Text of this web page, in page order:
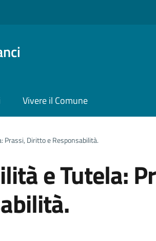
Vivere il Comune
Prassi, Diritto e Responsabilità.
e Tutela: